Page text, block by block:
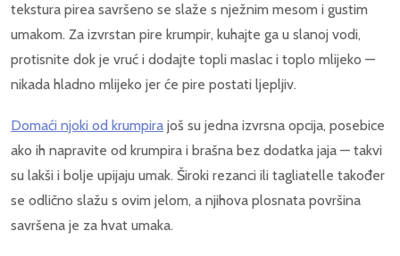
tekstura pirea savršeno se slaže s nježnim mesom i gustim
umakom. Za izvrstan pire krumpir, kuhajte ga u slanoj vodi,
protisnite dok je vruć i dodajte topli maslac i toplo mlijeko —
nikada hladno mlijeko jer će pire postati ljepljiv.
Domaći njoki od krumpira još su jedna izvrsna opcija, posebice
ako ih napravite od krumpira i brašna bez dodatka jaja — takvi
su lakši i bolje upijaju umak. Široki rezanci ili tagliatelle također
se odlično slažu s ovim jelom, a njihova plosnata površina
savršena je za hvat umaka.